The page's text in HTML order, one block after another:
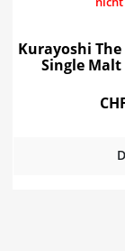
Kurayoshi
Single Malt